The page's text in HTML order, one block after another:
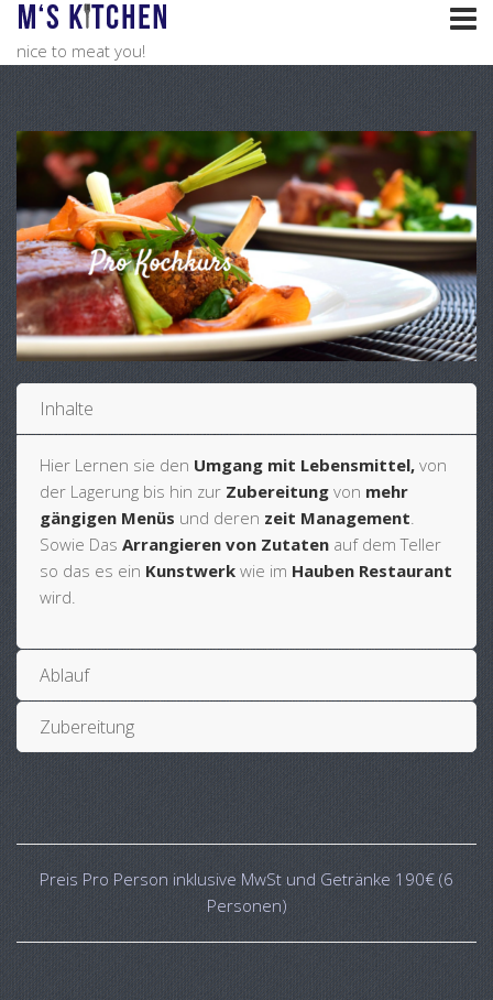
nice to meat you!
Inhalte
Hier Lernen sie den Umgang mit Lebensmittel, von
der Lagerung bis hin zur Zubereitung von mehr
gängigen Menüs und deren zeit Management.
Sowie Das Arrangieren von Zutaten auf dem Teller
so das es ein Kunstwerk wie im Hauben Restaurant
wird.
Ablauf
Zubereitung
Preis Pro Person inklusive MwSt und Getränke 190€ (6
Personen)